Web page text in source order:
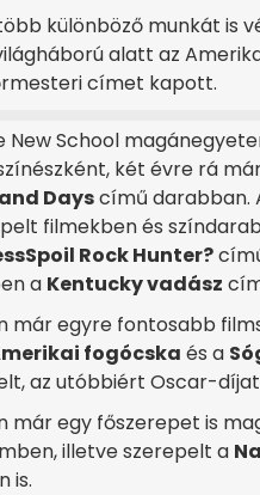
különböző munkát is
alatt az
címet kapott.
New School
két évre rá
Dayscímű darabban.
filmekben és
Spoil Rock Hunter?
a Kentucky vadász
már egyre fontosabb
fogócska és a
az utóbbiért Oscar-
már egy főszerepet is
illetve szerepelt a
is.